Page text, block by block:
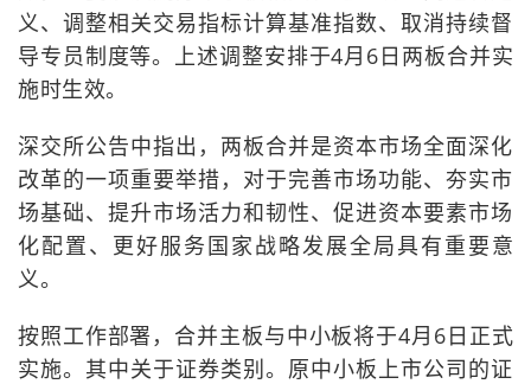
义、调整相关交易指标计算基准指数、取消持续督
导专员制度等。上述调整安排于4月6日两板合并实
施时生效。
深交所公告中指出，两板合并是资本市场全面深化
改革的一项重要举措，对于完善市场功能、夯实市
场基础、提升市场活力和韧性、促进资本要素市场
化配置、更好服务国家战略发展全局具有重要意
义。
按照工作部署，合并主板与中小板将于4月6日正式
实施。其中关于证券类别。原中小板上市公司的证